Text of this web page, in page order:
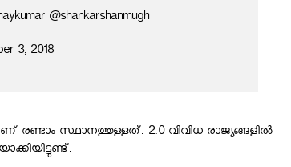
@shankarshanmugh
3, 2018
രണ്ടാം സ്ഥാനത്തുള്ളത്. 2.0 വിവിധ രാജ്യങ്ങളില്‍